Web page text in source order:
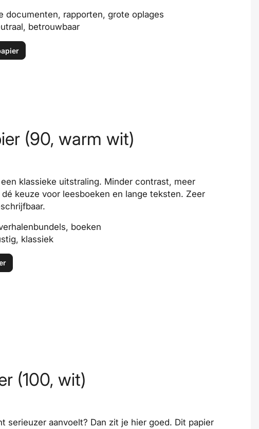
documenten, rapporten, grote oplages
betrouwbaar
(90, warm wit)
klassieke uitstraling. Minder contrast, meer
keuze voor leesboeken en lange teksten. Zeer
boeken
klassiek
(100, wit)
serieuzer aanvoelt? Dan zit je hier goed. Dit papier